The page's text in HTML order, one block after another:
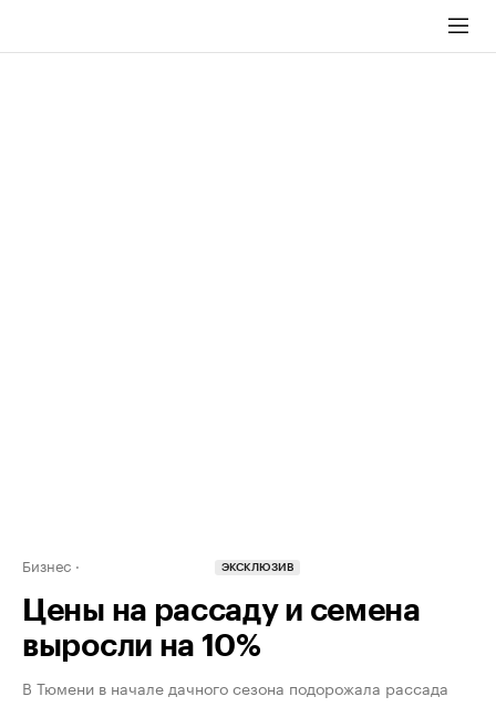
Бизнес ЭКСКЛЮЗИВ
Цены на рассаду и семена
выросли на 10%
В Тюмени в начале дачного сезона подорожала рассада